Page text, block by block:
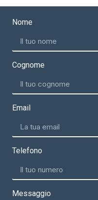
Nome
Cognome
Email
Telefono
Messaggio